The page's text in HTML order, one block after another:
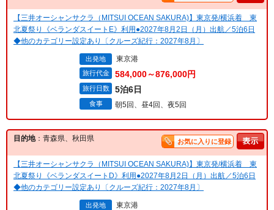
【三井オーシャンサクラ（MITSUI OCEAN SAKURA)】東京発/横浜着 東
北夏祭り《ベランダスイートE》利用●2027年8月2日（月）出航／5泊6日
◆他のカテゴリー設定あり〔クルーズ紀行：2027年8月〕
出発地 東京港
旅行代金 584,000～876,000円
旅行日数 5泊6日
食事 朝5回、昼4回、夜5回
目的地：青森県、秋田県 お気に入りに登録
【三井オーシャンサクラ（MITSUI OCEAN SAKURA)】東京発/横浜着 東
北夏祭り《ベランダスイートD》利用●2027年8月2日（月）出航／5泊6日
◆他のカテゴリー設定あり〔クルーズ紀行：2027年8月〕
出発地 東京港